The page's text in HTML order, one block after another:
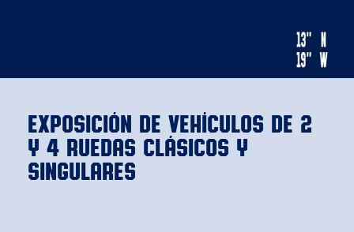
Exposición de vehículos de 2
y 4 ruedas Clásicos y
Singulares